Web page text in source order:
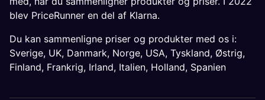
blev PriceRunner en del af Klarna.
Du kan sammenligne priser og produkter med os i:
Sverige, UK, Danmark, Norge, USA, Tyskland, Østrig,
Finland, Frankrig, Irland, Italien, Holland, Spanien